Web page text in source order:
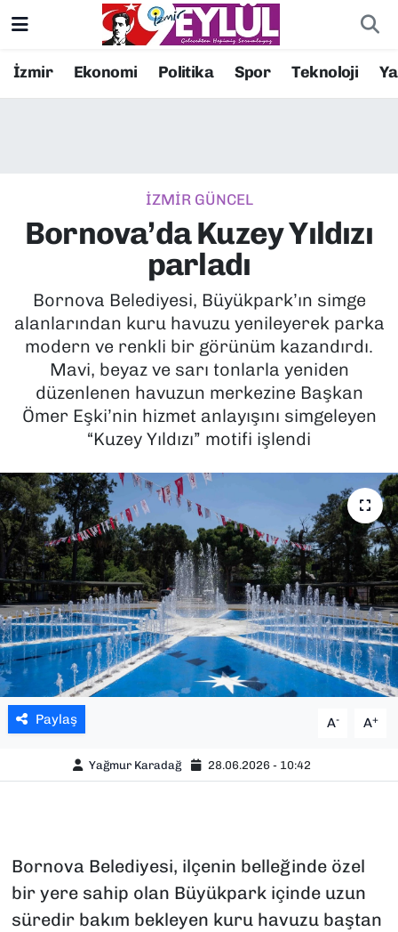
İzmir Ekonomi Politika Spor Teknoloji
İZMİR GÜNCEL
Bornova’da Kuzey Yıldızı
parladı
Bornova Belediyesi, Büyükpark’ın simge
alanlarından kuru havuzu yenileyerek parka
modern ve renkli bir görünüm kazandırdı.
Mavi, beyaz ve sarı tonlarla yeniden
düzenlenen havuzun merkezine Başkan
Ömer Eşki’nin hizmet anlayışını simgeleyen
“Kuzey Yıldızı” motifi işlendi
Paylaş A- A+
Yağmur Karadağ 28.06.2026 - 10:42
Bornova Belediyesi, ilçenin belleğinde özel
bir yere sahip olan Büyükpark içinde uzun
süredir bakım bekleyen kuru havuzu baştan
Resmi İlanlar
EKONOMİ
KÜLTÜR SANAT
MAGAZİN
POLİTİKA
SAĞLIK
SPOR
TEKNOLOJİ
YAŞAM
YEREL YÖNETİMLER
Konak Nöbetçi Eczaneler
Süper Lig Puan Durumu ve Fikstür
Tüm Manşetler
Son Dakika Haberleri
Haber Arşivi